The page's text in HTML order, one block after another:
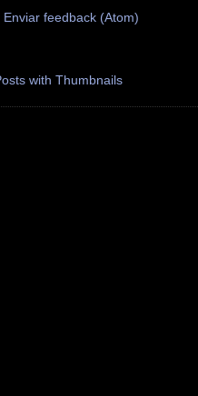
Enviar feedback (Atom)